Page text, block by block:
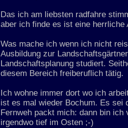
Das ich am liebsten radfahre
aber ich finde es ist eine herrliche
Was mache ich wenn ich nicht
Ausbildung zur
Landschaftsplanung studiert.
diesem Bereich freiberuflich tätig.
Ich wohne immer dort wo ich
ist es mal wieder Bochum. Es sei
Fernweh packt mich: dann bin ich
irgendwo tief im Osten ;-)